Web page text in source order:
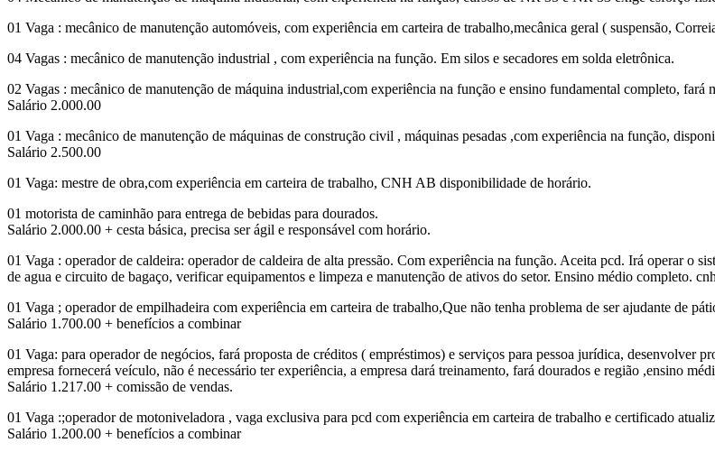
01 Vaga : mecânico de manutenção automóveis, com experiência em carteira de trabalho,mecânica geral ( suspensão,
04 Vagas : mecânico de manutenção industrial , com experiência na função. Em silos e secadores em solda eletrônica.
02 Vagas : mecânico de manutenção de máquina industrial,com experiência na função e ensino fundamental completo,
Salário 2.000.00
01 Vaga : mecânico de manutenção de máquinas de construção civil , máquinas pesadas ,com experiência na função,
Salário 2.500.00
01 Vaga: mestre de obra,com experiência em carteira de trabalho, CNH AB disponibilidade de horário.
01 motorista de caminhão para entrega de bebidas para dourados.
Salário 2.000.00 + cesta básica, precisa ser ágil e responsável com horário.
01 Vaga : operador de caldeira: operador de caldeira de alta pressão. Com experiência na função. Aceita pcd. Irá operar o
de agua e circuito de bagaço, verificar equipamentos e limpeza e manutenção de ativos do setor. Ensino médio completo.
01 Vaga ; operador de empilhadeira com experiência em carteira de trabalho,Que não tenha problema de ser ajudante de
Salário 1.700.00 + benefícios a combinar
01 Vaga: para operador de negócios, fará proposta de créditos ( empréstimos) e serviços para pessoa jurídica,
empresa fornecerá veículo, não é necessário ter experiência, a empresa dará treinamento, fará dourados e região ,ensino
Salário 1.217.00 + comissão de vendas.
01 Vaga :;operador de motoniveladora , vaga exclusiva para pcd com experiência em carteira de trabalho e certificado
Salário 1.200.00 + benefícios a combinar